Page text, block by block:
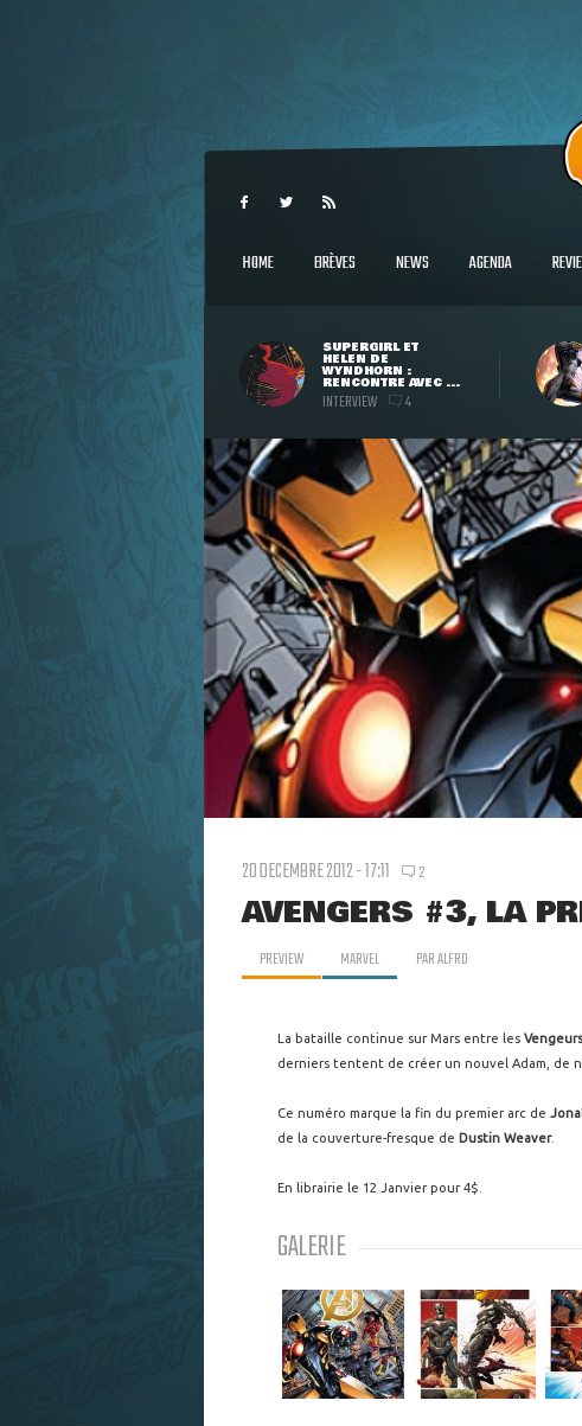
HOME BRÈVES NEWS AGENDA
SUPERGIRL ET
HELEN DE
WYNDHORN :
RENCONTRE AVEC ...
INTERVIEW 4
20 DECEMBRE 2012 - 17:11 2
AVENGERS #3, LA
PREVIEW MARVEL PARALFRO
La bataille continue sur Mars entre les Vengeurs
derniers tentent de créer un nouvel Adam, de
Ce numéro marque la fin du premier arc de
de la couverture-fresque de Dustin Weaver.
En librairie le 12 Janvier pour 4$.
GALERIE